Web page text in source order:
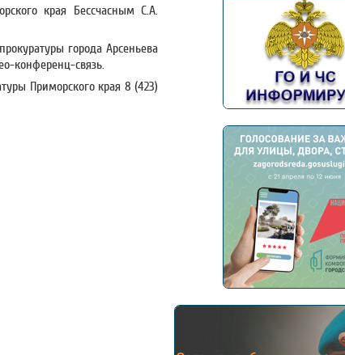
края Бессчасным С.А.
города Арсеньева
конференц-связь.
Приморского края 8 (423)